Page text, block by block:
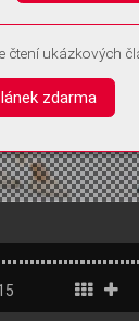
čtení ukázkových
zdarma